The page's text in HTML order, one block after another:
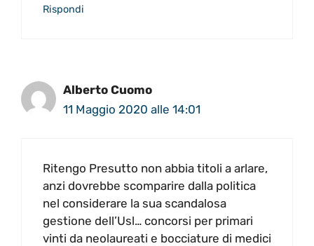
Rispondi
Alberto Cuomo
11 Maggio 2020 alle 14:01
Ritengo Presutto non abbia titoli a arlare,
anzi dovrebbe scomparire dalla politica
nel considerare la sua scandalosa
gestione dell’Usl… concorsi per primari
vinti da neolaureati e bocciature di medici